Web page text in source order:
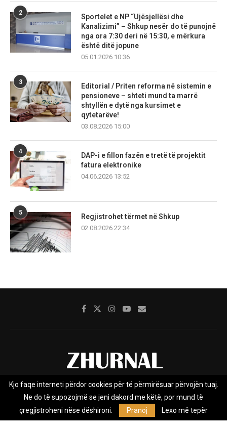
2
Sportelet e NP “Ujësjellësi dhe
Kanalizimi” – Shkup nesër do të punojnë
nga ora 7:30 deri në 15:30, e mërkura
është ditë jopune
05.01.2026 10:36
3
Editorial / Priten reforma në sistemin e
pensioneve – shteti mund ta marrë
shtyllën e dytë nga kursimet e
qytetarëve!
03.08.2026 15:00
4
DAP-i e fillon fazën e tretë të projektit
fatura elektronike
04.06.2026 13:52
5
Regjistrohet tërmet në Shkup
02.08.2026 22:34
Rreth nesh Impresumi Marketing
Kontakt
Privacy Policy
Zhurnal.mk është Agjenci e Lajmeve e pavarur, e themeluar në vitin
Kjo faqe interneti përdor cookies për të përmirësuar përvojën tuaj.
Ne do të supozojmë se jeni dakord me këtë, por mund të
çregjistroheni nëse dëshironi.
Pranoj Lexo më tepër